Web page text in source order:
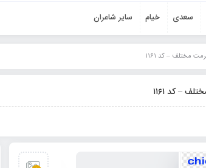
سعدی خیام سایر شاعران